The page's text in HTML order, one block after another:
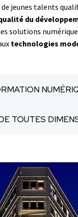
de jeunes talents
du
solutions
technologies
TOUTES